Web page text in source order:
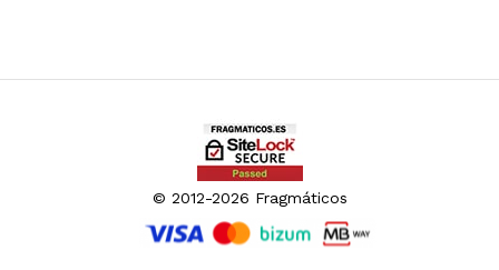
© 2012-2026 Fragmáticos